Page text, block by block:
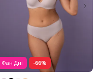
Фан Дні -66%